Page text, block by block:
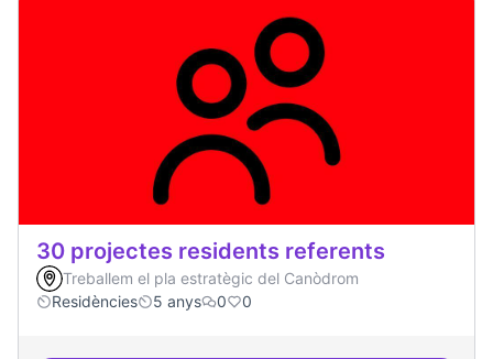
30 projectes residents referents
Treballem el pla estratègic del Canòdrom
Residències
5 anys 0 0